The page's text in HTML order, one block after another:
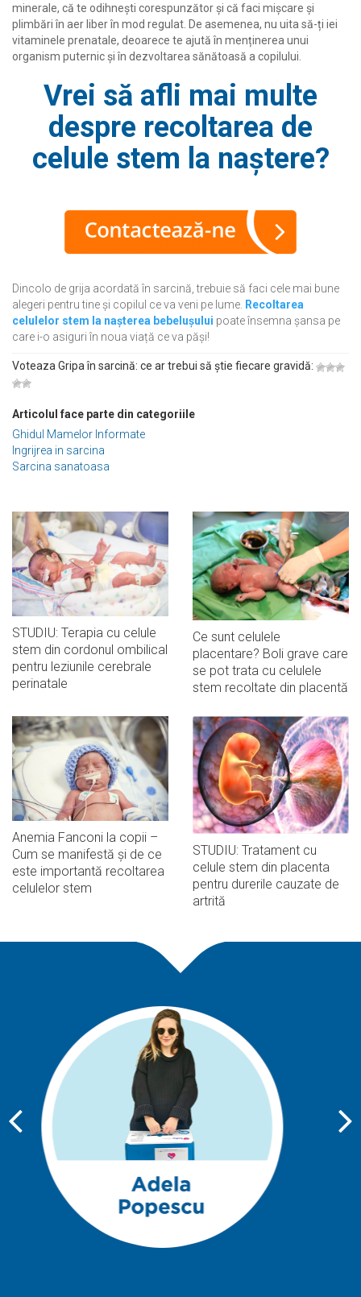
minerale, că te odihnești corespunzător și că faci mișcare și
plimbări în aer liber în mod regulat. De asemenea, nu uita să-ți iei
vitaminele prenatale, deoarece te ajută în menținerea unui
organism puternic și în dezvoltarea sănătoasă a copilului.
Vrei să afli mai multe
despre recoltarea de
celule stem la naștere?
Dincolo de grija acordată în sarcină, trebuie să faci cele mai bune
alegeri pentru tine și copilul ce va veni pe lume. Recoltarea
celulelor stem la nașterea bebelușului poate însemna șansa pe
care i-o asiguri în noua viață ce va păși!
Voteaza Gripa în sarcină: ce ar trebui să știe fiecare gravidă:
Articolul face parte din categoriile
Ghidul Mamelor Informate
Ingrijrea in sarcina
Sarcina sanatoasa
STUDIU: Terapia cu celule
stem din cordonul ombilical
pentru leziunile cerebrale
perinatale
Ce sunt celulele
placentare? Boli grave care
se pot trata cu celulele
stem recoltate din placentă
Anemia Fanconi la copii –
Cum se manifestă și de ce
este importantă recoltarea
celulelor stem
STUDIU: Tratament cu
celule stem din placenta
pentru durerile cauzate de
artrită